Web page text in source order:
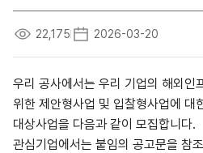
22,175 2026-03-20
우리 공사에서는 우리 기업의 해외인
위한 제안형사업 및 입찰형사업에 대
대상사업을 다음과 같이 모집합니다.
관심기업에서는 붙임의 공고문을 참